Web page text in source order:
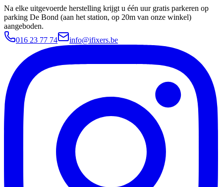
Na elke uitgevoerde herstelling krijgt u één uur gratis parkeren op
parking De Bond (aan het station, op 20m van onze winkel)
aangeboden.
016 23 77 74
info@ifixers.be